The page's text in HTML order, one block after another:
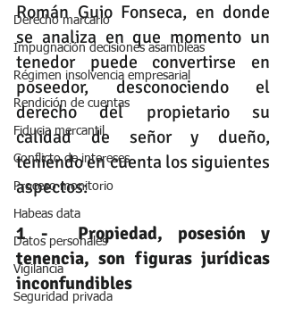
Derecho marcario
Impugnación decisiones asambleas
Régimen insolvencia empresarial
Rendición de cuentas
Fiducia mercantil
Conflicto de intereses
Proceso monitorio
Habeas data
Datos personales
Vigilancia
Seguridad privada
Román Guio Fonseca, en donde
se analiza en que momento un
tenedor puede convertirse en
poseedor, desconociendo el
derecho del propietario su
calidad de señor y dueño,
teniendo en cuenta los siguientes
aspectos:
1 -  Propiedad, posesión y
tenencia, son figuras jurídicas
inconfundibles